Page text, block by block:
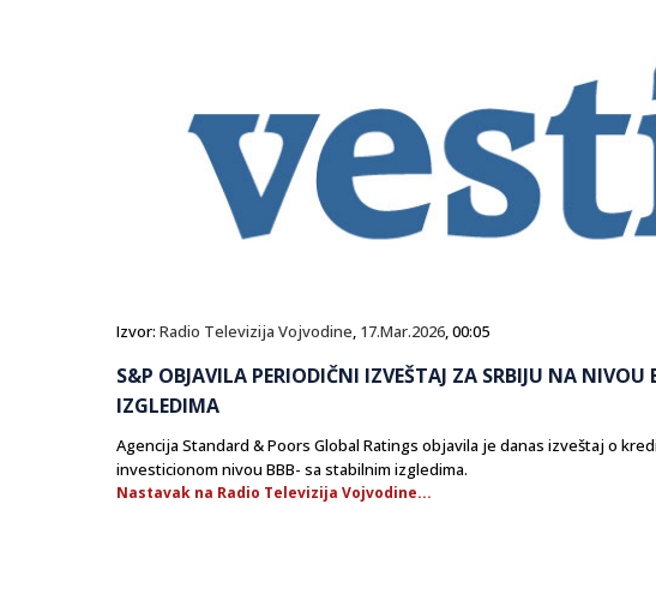
Izvor: Radio Televizija Vojvodine, 17.Mar.2026, 00:05
S&P OBJAVILA PERIODIČNI IZVEŠTAJ ZA SRBIJU NA
IZGLEDIMA
Agencija Standard & Poors Global Ratings objavila je danas izveštaj o
investicionom nivou BBB- sa stabilnim izgledima.
Nastavak na Radio Televizija Vojvodine...